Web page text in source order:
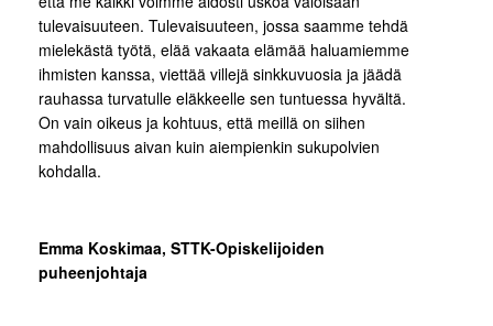
tulevaisuuteen. Tulevaisuuteen, jossa saamme tehdä
mielekästä työtä, elää vakaata elämää haluamiemme
ihmisten kanssa, viettää villejä sinkkuvuosia ja jäädä
rauhassa turvatulle eläkkeelle sen tuntuessa hyvältä.
On vain oikeus ja kohtuus, että meillä on siihen
mahdollisuus aivan kuin aiempienkin sukupolvien
kohdalla.
Emma Koskimaa, STTK-Opiskelijoiden
puheenjohtaja